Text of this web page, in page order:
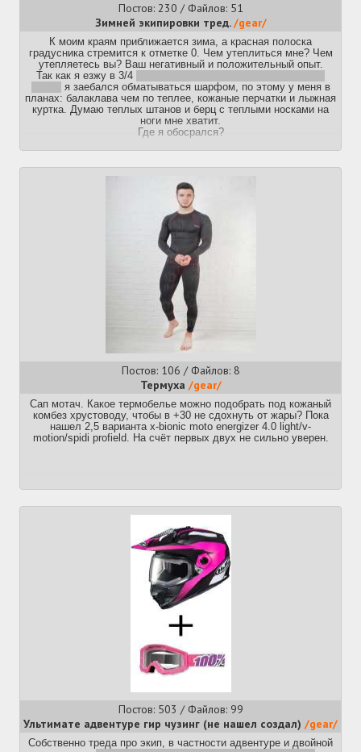
Постов: 230 / Файлов: 51
Зимней экипировки тред./gear/
К моим краям приближается зима, а красная полоска
градусника стремится к отметке 0. Чем утеплиться мне? Чем
утепляетесь вы? Ваш негативный и положительный опыт.
Так как я езжу в 3/4
я заебался обматываться шарфом, по этому у меня в
планах: балаклава чем по теплее, кожаные перчатки и лыжная
куртка. Думаю теплых штанов и берц с теплыми носками на
ноги мне хватит.
Где я обосрался?
Постов: 106 / Файлов: 8
Термуха /gear/
Сап мотач. Какое термобелье можно подобрать под кожаный
комбез хрустоводу, чтобы в +30 не сдохнуть от жары? Пока
нашел 2,5 варианта x-bionic moto energizer 4.0 light/v-
motion/spidi profield. На счёт первых двух не сильно уверен.
Постов: 503 / Файлов: 99
Ультимате адвентуре гир чузинг (не нашел создал) /gear/
Собственно треда про экип, в частности адвентуре и двойной